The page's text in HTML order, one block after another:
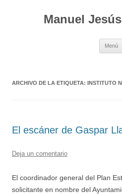
Manuel
Menú
ARCHIVO DE LA ETIQUETA: INSTITUTO
El escáner de Gaspar
Deja un comentario
El coordinador general del Plan
solicitante en nombre del